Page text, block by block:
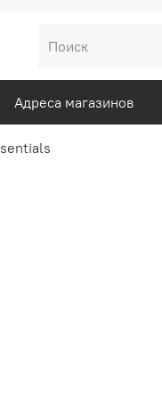
Адреса магазинов